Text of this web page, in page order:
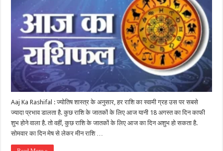
Aaj Ka Rashifal : ज्योतिष शास्त्र के अनुसार, हर राशि का स्वामी ग्रह उस पर सबसे
ज्यादा प्रभाव डालता है. कुछ राशि के जातकों के लिए आज यानी 18 अगस्त का दिन काफी
शुभ होने वाला है. तो वहीं, कुछ राशि के जातकों के लिए आज का दिन अशुभ हो सकता है.
सोमवार का दिन मेष से लेकर मीन राशि …